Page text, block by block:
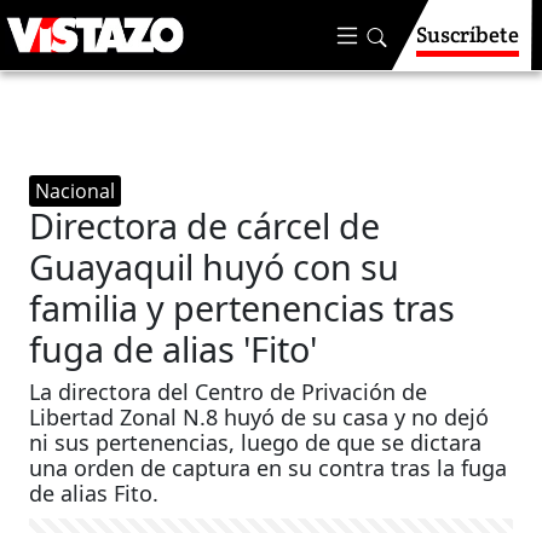
Suscríbete
Nacional
Directora de cárcel de
Guayaquil huyó con su
familia y pertenencias tras
fuga de alias 'Fito'
La directora del Centro de Privación de
Libertad Zonal N.8 huyó de su casa y no dejó
ni sus pertenencias, luego de que se dictara
una orden de captura en su contra tras la fuga
de alias Fito.